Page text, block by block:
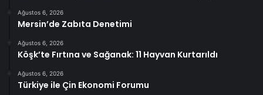
Ağustos 6, 2026
Mersin’de Zabıta Denetimi
Ağustos 6, 2026
Köşk’te Fırtına ve Sağanak: 11 Hayvan Kurtarıldı
Ağustos 6, 2026
Türkiye ile Çin Ekonomi Forumu